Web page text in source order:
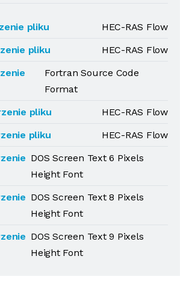
pliku
HEC-RAS Flow
pliku
HEC-RAS Flow
Fortran Source Code
Format
pliku
HEC-RAS Flow
pliku
HEC-RAS Flow
DOS Screen Text 6 Pixels
Height Font
DOS Screen Text 8 Pixels
Height Font
DOS Screen Text 9 Pixels
Height Font